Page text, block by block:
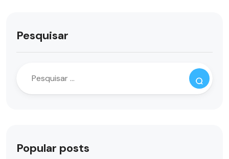
Pesquisar
Popular posts